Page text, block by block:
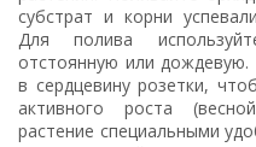
субстрат и корни
Для полива
отстоянную или
в сердцевину розетки,
активного роста
растение специальными